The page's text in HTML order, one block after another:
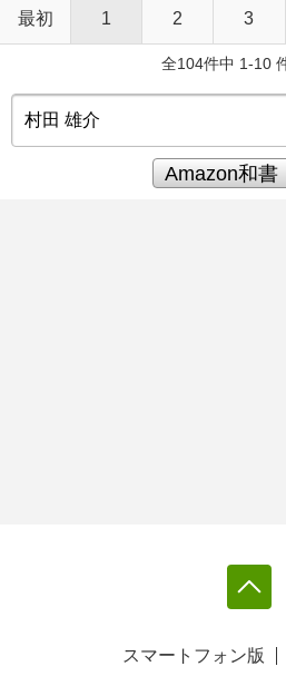
最初 1 2 3
全104件中 1-10
スマートフォン版